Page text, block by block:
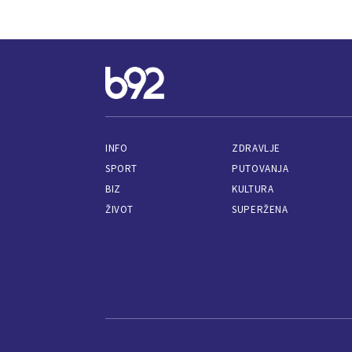
INFO
SPORT
BIZ
ŽIVOT
ZDRAVLJE
PUTOVANJA
KULTURA
SUPERŽENA